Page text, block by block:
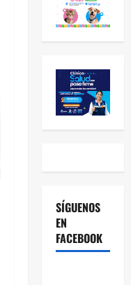
SÍGUENOS
EN
FACEBOOK